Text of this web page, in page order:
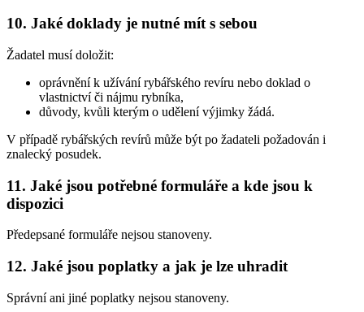
10. Jaké doklady je nutné mít s sebou
Žadatel musí doložit:
oprávnění k užívání rybářského revíru nebo doklad o
vlastnictví či nájmu rybníka,
důvody, kvůli kterým o udělení výjimky žádá.
V případě rybářských revírů může být po žadateli požadován i
znalecký posudek.
11. Jaké jsou potřebné formuláře a kde jsou k
dispozici
Předepsané formuláře nejsou stanoveny.
12. Jaké jsou poplatky a jak je lze uhradit
Správní ani jiné poplatky nejsou stanoveny.